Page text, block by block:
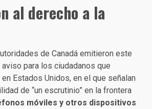
al derecho a la
de Canadá emitieron este
aviso para los ciudadanos que
Estados Unidos, en el que señalan
de “un escrutinio” en la frontera
móviles y otros dispositivos